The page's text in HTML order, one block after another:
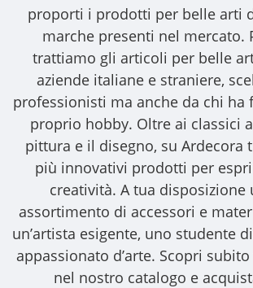
proporti i prodotti per belle arti
marche presenti nel mercato.
trattiamo gli articoli per belle
aziende italiane e straniere,
professionisti ma anche da chi ha
proprio hobby. Oltre ai classici
pittura e il disegno, su Ardecora
più innovativi prodotti per
creatività. A tua disposizione
assortimento di accessori e
un’artista esigente, uno studente
appassionato d’arte. Scopri
nel nostro catalogo e